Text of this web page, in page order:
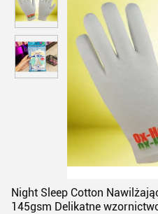
Night Sleep Cotton
145gsm Delikatne